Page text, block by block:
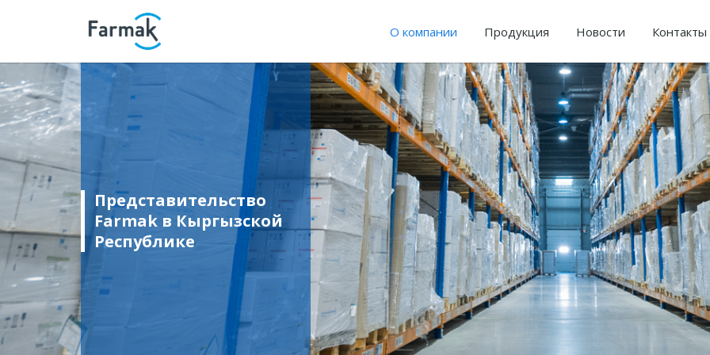
О компании Продукция Новости Контакты
Представительство
Farmak в Кыргызской
Республике